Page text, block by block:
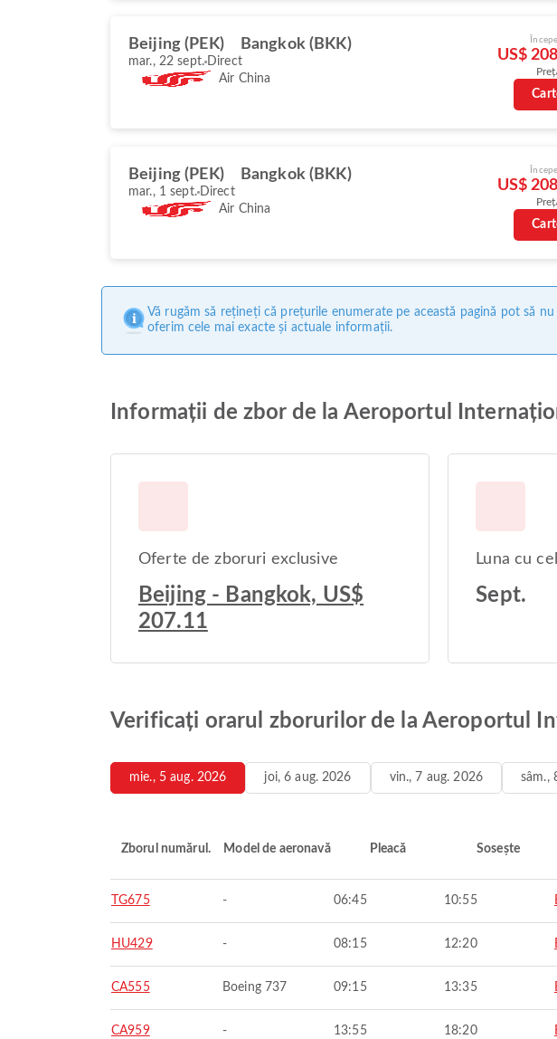
Beijing (PEK) Bangkok (BKK)
mar., 22 sept. Direct
Air China
US$
Beijing (PEK) Bangkok (BKK)
mar., 1 sept. Direct
Air China
US$
Vă rugăm să rețineți că prețurile enumerate pe această pagină pot să
oferim cele mai exacte și actuale informații.
Informații de zbor de la Aeroportul
Oferte de zboruri exclusive
Beijing - Bangkok, US$
207.11
Luna cu
Sept.
Verificați orarul zborurilor de la Aeroportul
mie., 5 aug. 2026 joi, 6 aug. 2026 vin., 7 aug. 2026 sâm.,
Zborul numărul. Model de aeronavă Pleacă Sosește
TG675 - 06:45 10:55
HU429 - 08:15 12:20
CA555 Boeing 737 09:15 13:35
CA959 - 13:55 18:20